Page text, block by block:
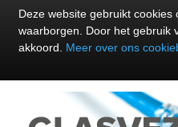
Deze website gebruikt
waarborgen. Door het gebruik
akkoord. Meer over ons